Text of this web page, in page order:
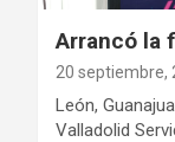
Arrancó la
20 septiembre,
León,
Valladolid